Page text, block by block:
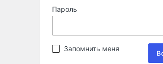
Пароль
Запомнить меня